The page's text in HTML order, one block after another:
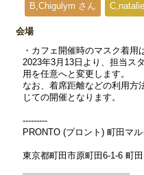
B,Chigulym さん
会場
・カフェ開催時のマスク着用
2023年3月13日より、担当ス
用を任意へと変更します。
なお、着席距離などの利用方
じての開催となります。
---------
PRONTO (プロント) 町田マル
東京都町田市原町田6-1-6 町